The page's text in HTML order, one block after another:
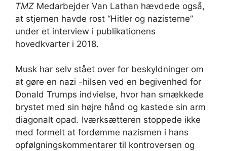
TMZ Medarbejder Van Lathan hævdede også,
at stjernen havde rost “Hitler og nazisterne”
under et interview i publikationens
hovedkvarter i 2018.
Musk har selv stået over for beskyldninger om
at gøre en nazi -hilsen ved en begivenhed for
Donald Trumps indvielse, hvor han smækkede
brystet med sin højre hånd og kastede sin arm
diagonalt opad. Iværksætteren stoppede ikke
med formelt at fordømme nazismen i hans
opfølgningskommentarer til kontroversen og